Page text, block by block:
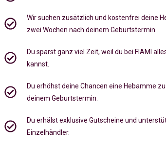
Wir suchen zusätzlich und kostenfrei deine
zwei Wochen nach deinem Geburtstermin.
Du sparst ganz viel Zeit, weil du bei FIAMI
kannst.
Du erhöhst deine Chancen eine Hebamme
deinem Geburtstermin
Du erhälst exklusive Gutscheine und
Einzelhändler.